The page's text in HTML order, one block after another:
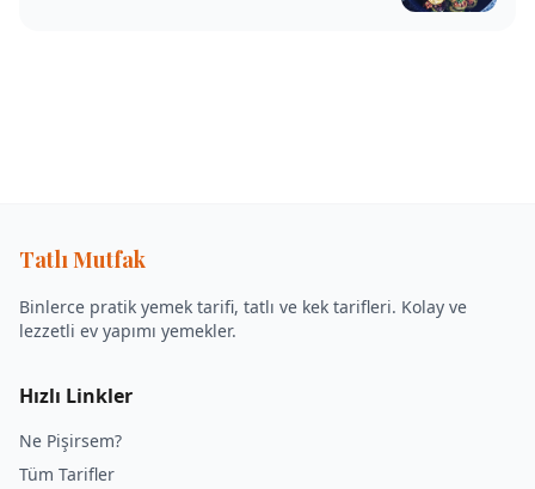
Tatlı Mutfak
Binlerce pratik yemek tarifi, tatlı ve kek tarifleri. Kolay ve
lezzetli ev yapımı yemekler.
Hızlı Linkler
Ne Pişirsem?
Tüm Tarifler